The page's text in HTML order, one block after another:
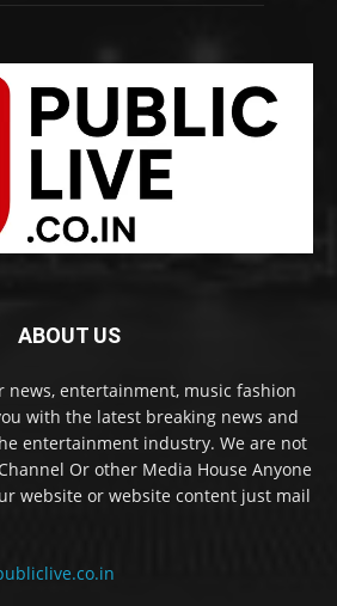
ABOUT US
news, entertainment, music fashion
with the latest breaking news and
entertainment industry. We are not
Or other Media House Anyone
website or website content just mail